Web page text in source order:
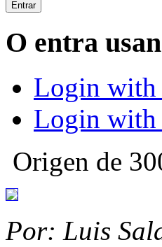
O entra
Login with
Login with
Origen de
Por: Luis